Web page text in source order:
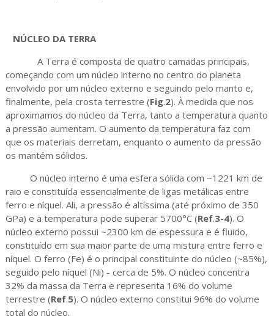
NÚCLEO DA TERRA
A Terra é composta de quatro camadas principais,
começando com um núcleo interno no centro do planeta
envolvido por um núcleo externo e seguindo pelo manto e,
finalmente, pela crosta terrestre (Fig.2). À medida que nos
aproximamos do núcleo da Terra, tanto a temperatura quanto
a pressão aumentam. O aumento da temperatura faz com
que os materiais derretam, enquanto o aumento da pressão
os mantém sólidos.
O núcleo interno é uma esfera sólida com ~1221 km de
raio e constituída essencialmente de ligas metálicas entre
ferro e níquel. Ali, a pressão é altíssima (até próximo de 350
GPa) e a temperatura pode superar 5700°C (Ref.3-4). O
núcleo externo possui ~2300 km de espessura e é fluido,
constituído em sua maior parte de uma mistura entre ferro e
níquel. O ferro (Fe) é o principal constituinte do núcleo (~85%),
seguido pelo níquel (Ni) - cerca de 5%. O núcleo concentra
32% da massa da Terra e representa 16% do volume
terrestre (Ref.5). O núcleo externo constitui 96% do volume
total do núcleo.